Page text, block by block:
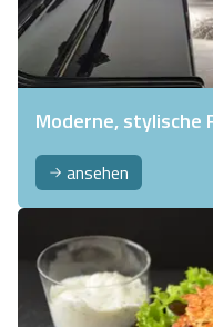
Moderne, stylische
ansehen